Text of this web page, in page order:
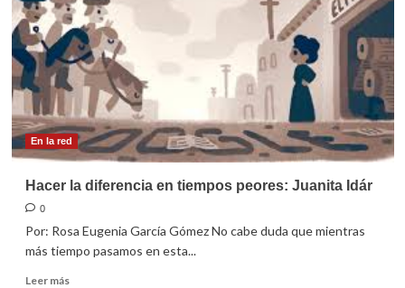
En la red
Hacer la diferencia en tiempos peores: Juanita Idár
0
Por: Rosa Eugenia García Gómez No cabe duda que mientras
más tiempo pasamos en esta...
Leer másLeer